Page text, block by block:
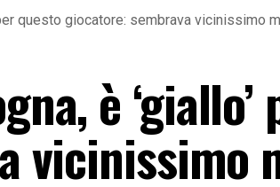
questo giocatore: sembrava vicinissimo
è
vicinissimo